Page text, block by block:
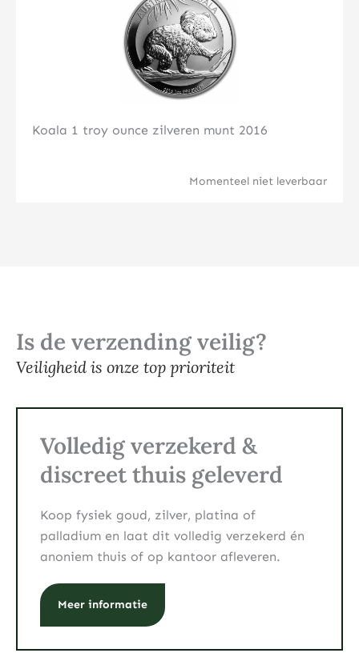
Koala 1 troy ounce zilveren munt 2016
Momenteel niet leverbaar
Is de verzending veilig?
Veiligheid is onze top prioriteit
Volledig verzekerd &
discreet thuis geleverd
Koop fysiek goud, zilver, platina of
palladium en laat dit volledig verzekerd én
anoniem thuis of op kantoor afleveren.
Meer informatie